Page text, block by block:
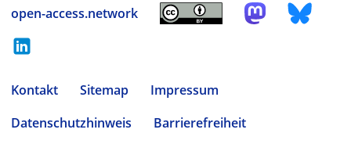
open-access.network
Kontakt Sitemap
Impressum
Datenschutzhinweis
Barrierefreiheit